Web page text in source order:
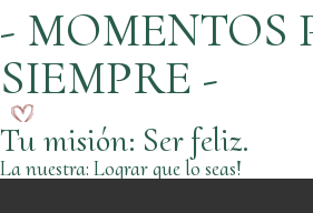
- MOMENTOS
SIEMPRE -
Tu misión: Ser feliz.
La nuestra: Lograr que lo seas!